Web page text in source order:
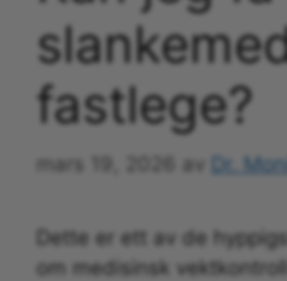
fastlege?
mars 19, 2026 av Dr.
Dette er ett av de
om medisinsk